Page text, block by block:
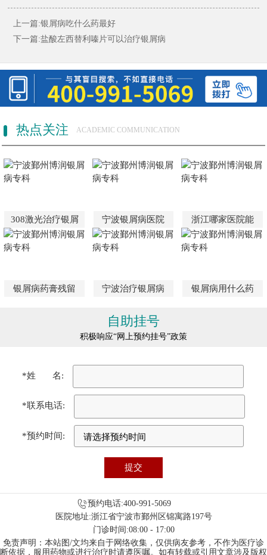
上一篇:银屑病吃什么药最好
下一篇:盐酸左西替利嗪片可以治疗银屑病
热点关注 ACADEMIC COMMUNICATION
308激光治疗银屑 宁波银屑病医院 浙江哪家医院能
银屑病药膏残留 宁波治疗银屑病 银屑病用什么药
自助挂号
积极响应“网上预约挂号”政策
*姓 名:
*联系电话:
*预约时间:
预约电话:400-991-5069
医院地址:浙江省宁波市鄞州区锦寓路197号
门诊时间:08:00 - 17:00
免责声明：本站图/文均来自于网络收集，仅供病友参考，不作为医疗诊
断依据，服用药物或进行治疗时请遵医嘱。如有转载或引用文章涉及版权